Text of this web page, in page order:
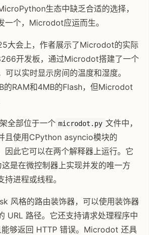
生态中缺乏合适的选择，
一个，Microdot应运而生。
大会上，作者展示了Microdot的实际
开发板，通过Microdot搭建了一个
可以实时显示房间的温度和湿度。
的RAM和4MB的Flash，但Microdot
全部位于一个 microdot.py 文件中，
且使用CPython asyncio模块的
此它可以在两个解释器上运行。它
是在微控制器上实现并发的唯一方
进程或线程。
风格的路由装饰器，可以使用装饰器
URL 路径。它还支持请求处理程序中
能够返回 HTTP 错误。Microdot 还具